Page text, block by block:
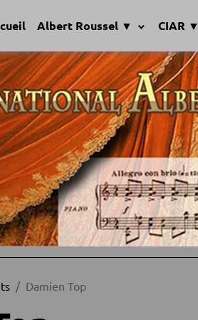
Albert Roussel ▼ CIAR ▼
Damien Top